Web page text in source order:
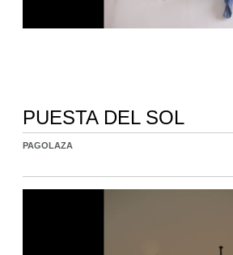
PUESTA DEL SOL
PAGOLAZA